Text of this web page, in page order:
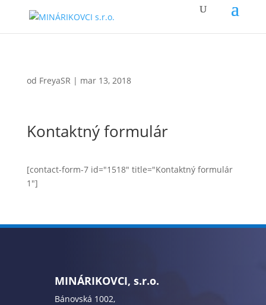
od FreyaSR | mar 13, 2018
Kontaktný formulár
[contact-form-7 id="1518" title="Kontaktný formulár
1"]
MINÁRIKOVCI, s.r.o.
Bánovská 1002,